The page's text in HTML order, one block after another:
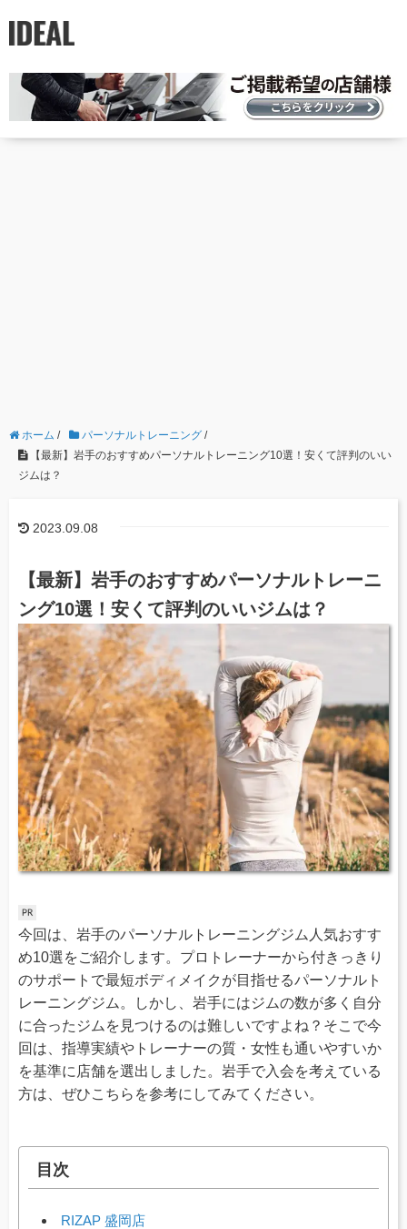
ホーム / パーソナルトレーニング /
【最新】岩手のおすすめパーソナルトレーニング10選！安くて評判のいい
ジムは？
2023.09.08
【最新】岩手のおすすめパーソナルトレーニ
ング10選！安くて評判のいいジムは？
今回は、岩手のパーソナルトレーニングジム人気おすす
め10選をご紹介します。プロトレーナーから付きっきり
のサポートで最短ボディメイクが目指せるパーソナルト
レーニングジム。しかし、岩手にはジムの数が多く自分
に合ったジムを見つけるのは難しいですよね？そこで今
回は、指導実績やトレーナーの質・女性も通いやすいか
を基準に店舗を選出しました。岩手で入会を考えている
方は、ぜひこちらを参考にしてみてください。
目次
RIZAP 盛岡店